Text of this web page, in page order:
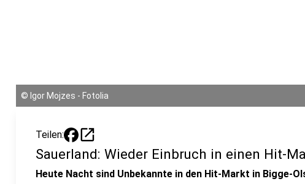
© Igor Mojzes - Fotolia
Teilen: open_in_new
Sauerland: Wieder Einbruch in einen Hit-
Heute Nacht sind Unbekannte in den Hit-Markt in Bigge-